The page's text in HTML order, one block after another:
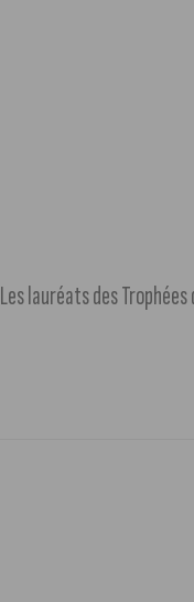
Les lauréats des